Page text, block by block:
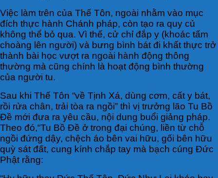
Việc làm trên của Thế Tôn, ngoài nhằm vào mục
đích thực hành Chánh pháp, còn tạo ra quy củ
không thể bỏ qua. Vì thế, cử chỉ đắp y (khoác tấm
choàng lên người) và bưng bình bát đi khất thực trở
thành bài học vượt ra ngoài hành động thông
thường mà cũng chính là hoạt động bình thường
của người tu.
Sau khi Thế Tôn “về Tịnh Xá, dùng cơm, cất y bát,
rồi rửa chân, trải tòa ra ngồi” thì vị trưởng lão Tu Bồ
Đề mới đưa ra yêu cầu, nội dung buổi giảng pháp.
Theo đó,“Tu Bồ Đề ở trong đại chúng, liền từ chỗ
ngồi đứng dậy, chệch áo bên vai hữu, gối bên hữu
quỳ sát đất, cung kính chắp tay mà bạch cúng Đức
Phật rằng: